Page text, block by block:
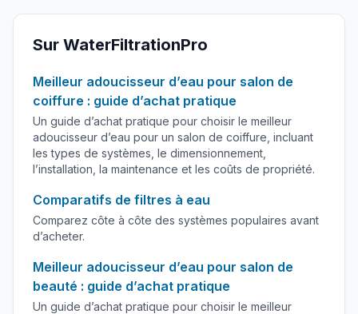
Sur WaterFiltrationPro
Meilleur adoucisseur d’eau pour salon de
coiffure : guide d’achat pratique
Un guide d’achat pratique pour choisir le meilleur
adoucisseur d’eau pour un salon de coiffure, incluant
les types de systèmes, le dimensionnement,
l’installation, la maintenance et les coûts de propriété.
Comparatifs de filtres à eau
Comparez côte à côte des systèmes populaires avant
d’acheter.
Meilleur adoucisseur d’eau pour salon de
beauté : guide d’achat pratique
Un guide d’achat pratique pour choisir le meilleur